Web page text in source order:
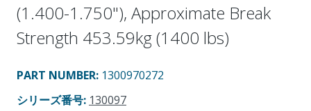
(1.400-1.750"), Approximate Break
Strength 453.59kg (1400 lbs)
PART NUMBER: 1300970272
シリーズ番号: 130097